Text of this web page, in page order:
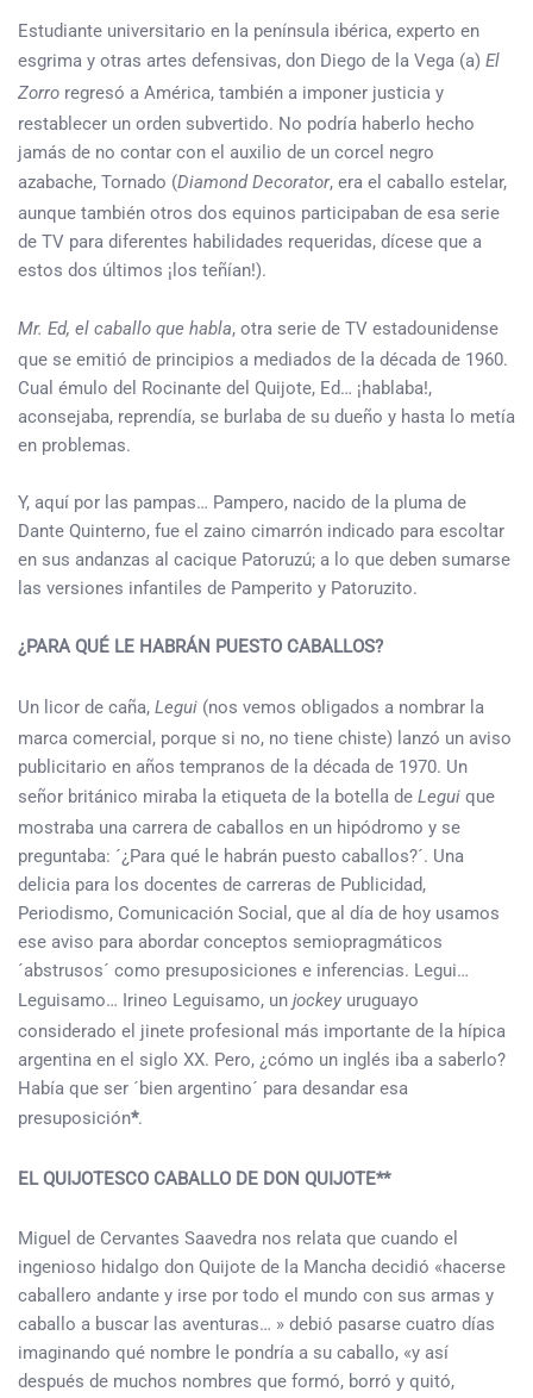
Estudiante universitario en la península ibérica, experto en
esgrima y otras artes defensivas, don Diego de la Vega (a) El
Zorro regresó a América, también a imponer justicia y
restablecer un orden subvertido. No podría haberlo hecho
jamás de no contar con el auxilio de un corcel negro
azabache, Tornado (Diamond Decorator, era el caballo estelar,
aunque también otros dos equinos participaban de esa serie
de TV para diferentes habilidades requeridas, dícese que a
estos dos últimos ¡los teñían!).
Mr. Ed, el caballo que habla, otra serie de TV estadounidense
que se emitió de principios a mediados de la década de 1960.
Cual émulo del Rocinante del Quijote, Ed… ¡hablaba!,
aconsejaba, reprendía, se burlaba de su dueño y hasta lo metía
en problemas.
Y, aquí por las pampas… Pampero, nacido de la pluma de
Dante Quinterno, fue el zaino cimarrón indicado para escoltar
en sus andanzas al cacique Patoruzú; a lo que deben sumarse
las versiones infantiles de Pamperito y Patoruzito.
¿PARA QUÉ LE HABRÁN PUESTO CABALLOS?
Un licor de caña, Legui (nos vemos obligados a nombrar la
marca comercial, porque si no, no tiene chiste) lanzó un aviso
publicitario en años tempranos de la década de 1970. Un
señor británico miraba la etiqueta de la botella de Legui que
mostraba una carrera de caballos en un hipódromo y se
preguntaba: ´¿Para qué le habrán puesto caballos?´. Una
delicia para los docentes de carreras de Publicidad,
Periodismo, Comunicación Social, que al día de hoy usamos
ese aviso para abordar conceptos semiopragmáticos
´abstrusos´ como presuposiciones e inferencias. Legui…
Leguisamo… Irineo Leguisamo, un jockey uruguayo
considerado el jinete profesional más importante de la hípica
argentina en el siglo XX. Pero, ¿cómo un inglés iba a saberlo?
Había que ser ´bien argentino´ para desandar esa
presuposición*.
EL QUIJOTESCO CABALLO DE DON QUIJOTE**
Miguel de Cervantes Saavedra nos relata que cuando el
ingenioso hidalgo don Quijote de la Mancha decidió «hacerse
caballero andante y irse por todo el mundo con sus armas y
caballo a buscar las aventuras… » debió pasarse cuatro días
imaginando qué nombre le pondría a su caballo, «y así
después de muchos nombres que formó, borró y quitó,